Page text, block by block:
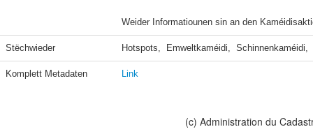
Weider Informatiounen sin an den
Stëchwieder Hotspots,  Emweltkaméidi,  Schinnenkaméidi,
Komplett Metadaten Link
(c) Administration du